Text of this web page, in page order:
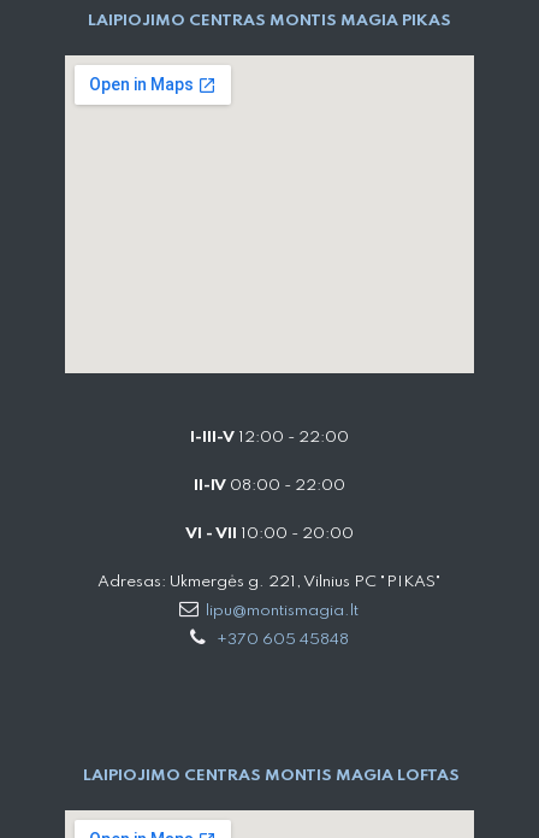
LAIPIOJIMO CENTRAS MONTIS MAGIA PIKAS
I-III-V 12:00 - 22:00
II-IV 08:00 - 22:00
VI - VII 10:00 - 20:00
Adresas: Ukmergės g. 221, Vilnius PC "PIKAS"
lipu@montismagia.lt
+370 605 45848
LAIPIOJIMO CENTRAS MONTIS MAGIA LOFTAS